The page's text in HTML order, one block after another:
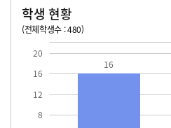
학생 현황
(전체학생수 : 480)
8
12
16
20
16